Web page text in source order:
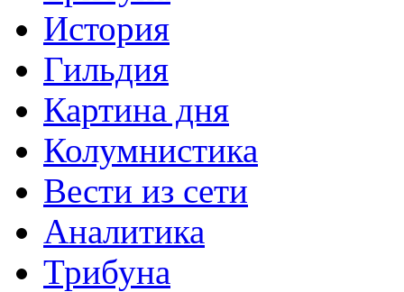
История
Гильдия
Картина дня
Колумнистика
Вести из сети
Аналитика
Трибуна